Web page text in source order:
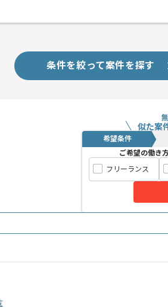
条件を絞って案件を探す
似た案
希望条件
ご希望の働き
フリーランス